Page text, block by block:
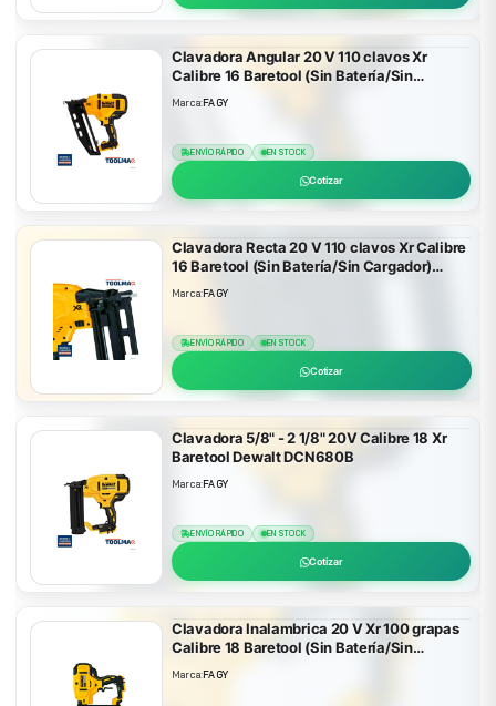
Clavadora Angular 20 V 110 clavos Xr
Calibre 16 Baretool (Sin Batería/Sin
Marca:FAGY
ENVÍO RÁPIDO EN STOCK
Cotizar
Clavadora Recta 20 V 110 clavos Xr Calibre
16 Baretool (Sin Batería/Sin Cargador)
Marca:FAGY
ENVÍO RÁPIDO EN STOCK
Cotizar
Clavadora 5/8" - 2 1/8" 20V Calibre 18 Xr
Baretool Dewalt DCN680B
Marca:FAGY
ENVÍO RÁPIDO EN STOCK
Cotizar
Clavadora Inalambrica 20 V Xr 100 grapas
Calibre 18 Baretool (Sin Batería/Sin
Marca:FAGY